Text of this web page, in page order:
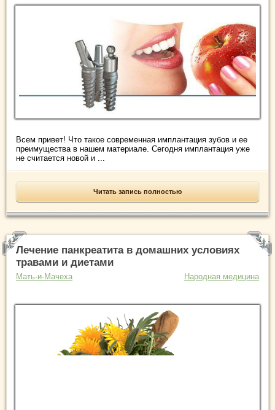
Всем привет! Что такое современная имплантация зубов и ее
преимущества в нашем материале. Сегодня имплантация уже
не считается новой и ...
Читать запись полностью
Лечение панкреатита в домашних условиях
травами и диетами
Мать-и-Мачеха Народная медицина